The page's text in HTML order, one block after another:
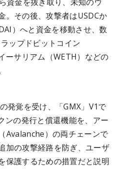
。その後、攻撃者はUSDCか
）へと資金を移動させ、数
ップドビットコイン
ーサリアム（WETH）などの
発覚を受け、「GMX」V1で
ンの発行と償還機能を、アー
Avalanche）の両チェーンで
加の攻撃経路を防ぎ、ユーザ
保護するための措置だと説明